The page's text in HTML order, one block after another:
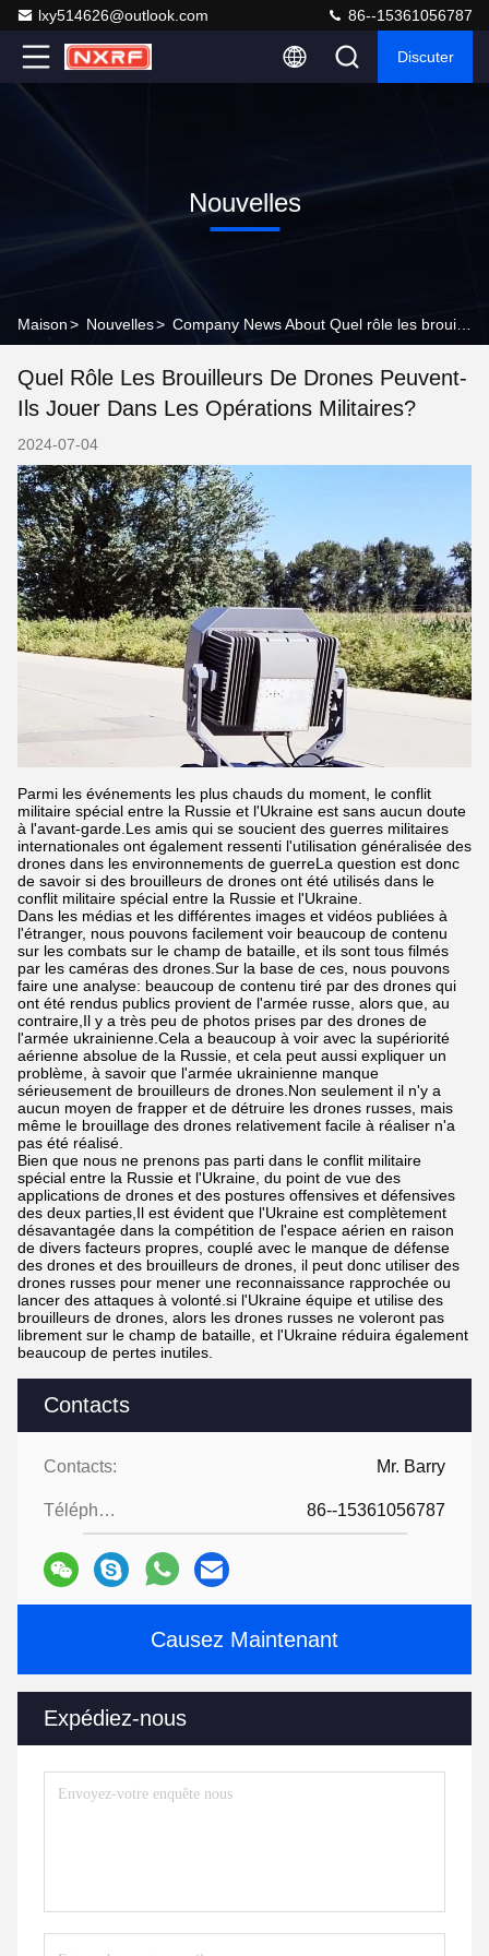
lxy514626@outlook.com 86--15361056787
Discuter
Nouvelles
Maison> Nouvelles>
Contacts
Contacts: Mr. Barry
Téléphone: 86--15361056787
Causez Maintenant
Expédiez-nous
Quel Rôle Les Brouilleurs De Drones Peuvent-
Ils Jouer Dans Les Opérations Militaires?
2024-07-04
Parmi les événements les plus chauds du moment, le conflit
militaire spécial entre la Russie et l'Ukraine est sans aucun doute
à l'avant-garde.Les amis qui se soucient des guerres militaires
internationales ont également ressenti l'utilisation généralisée des
drones dans les environnements de guerreLa question est donc
de savoir si des brouilleurs de drones ont été utilisés dans le
conflit militaire spécial entre la Russie et l'Ukraine.
Dans les médias et les différentes images et vidéos publiées à
l'étranger, nous pouvons facilement voir beaucoup de contenu
sur les combats sur le champ de bataille, et ils sont tous filmés
par les caméras des drones.Sur la base de ces, nous pouvons
faire une analyse: beaucoup de contenu tiré par des drones qui
ont été rendus publics provient de l'armée russe, alors que, au
contraire,Il y a très peu de photos prises par des drones de
l'armée ukrainienne.Cela a beaucoup à voir avec la supériorité
aérienne absolue de la Russie, et cela peut aussi expliquer un
problème, à savoir que l'armée ukrainienne manque
sérieusement de brouilleurs de drones.Non seulement il n'y a
aucun moyen de frapper et de détruire les drones russes, mais
même le brouillage des drones relativement facile à réaliser n'a
pas été réalisé.
Bien que nous ne prenons pas parti dans le conflit militaire
spécial entre la Russie et l'Ukraine, du point de vue des
applications de drones et des postures offensives et défensives
des deux parties,Il est évident que l'Ukraine est complètement
désavantagée dans la compétition de l'espace aérien en raison
de divers facteurs propres, couplé avec le manque de défense
des drones et des brouilleurs de drones, il peut donc utiliser des
drones russes pour mener une reconnaissance rapprochée ou
lancer des attaques à volonté.si l'Ukraine équipe et utilise des
brouilleurs de drones, alors les drones russes ne voleront pas
librement sur le champ de bataille, et l'Ukraine réduira également
beaucoup de pertes inutiles.